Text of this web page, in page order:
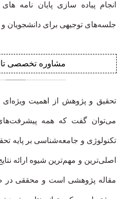
انجام پیاده سازی پایان نامه
جلسه‌های توجیهی برای دانشجویان
مشاوره تخصصی
تحقیق و پژوهش از اهمیت
می‌توان گفت که همه
تکنولوژی و جامعه‌شناسی بر پایه
اصلی‌ترین و مهم‌ترین شیوه ارائه
مقاله پژوهشی است و محققی در